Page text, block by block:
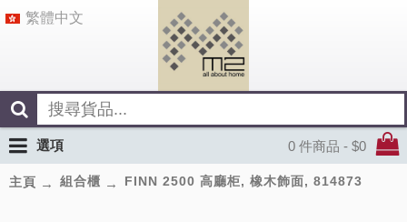
繁體中文
0 件商品 - $0
選項
主頁 組合櫃 FINN 2500 高廳柜, 橡木飾面, 814873